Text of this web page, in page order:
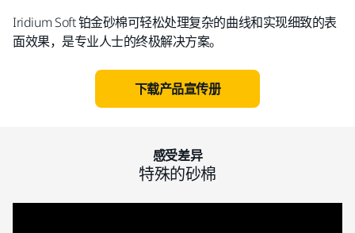
Iridium Soft 铂金砂棉可轻松处理复杂的曲线和实现细致的表
面效果，是专业人士的终极解决方案。
下载产品宣传册
感受差异
特殊的砂棉